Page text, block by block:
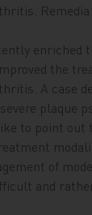
Remedia
enriched
the
A case
plaque
to point out
of
and